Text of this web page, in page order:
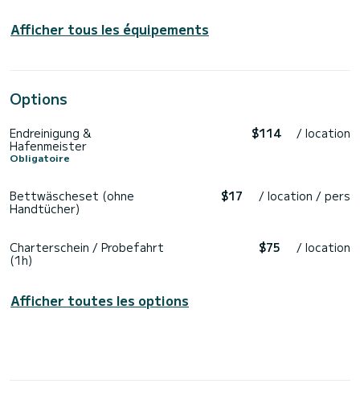
Afficher tous les équipements
Options
Endreinigung &
Hafenmeister
Obligatoire
$114 / location
Bettwäscheset (ohne
Handtücher)
$17 / location / pers
Charterschein / Probefahrt
(1h)
$75 / location
Afficher toutes les options